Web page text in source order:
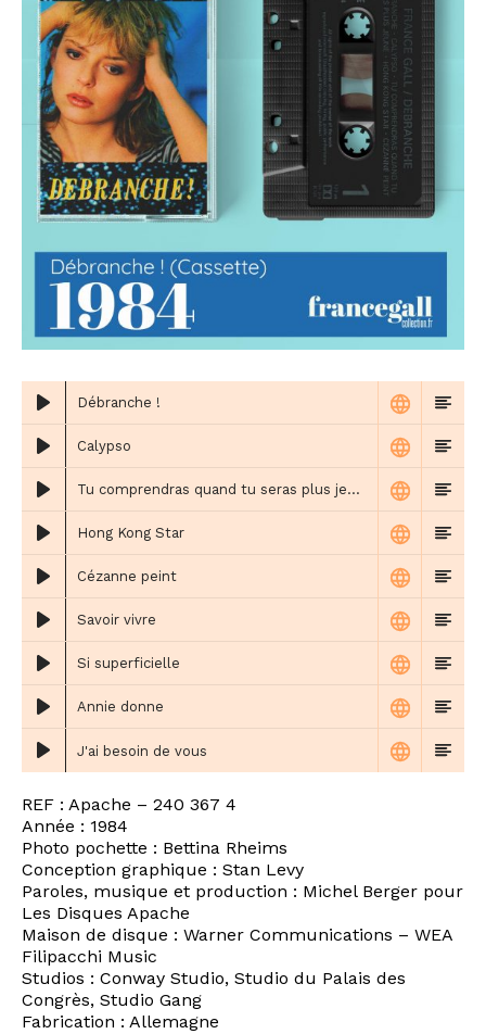
Débranche !
Calypso
Tu comprendras quand tu seras plus jeune
Hong Kong Star
Cézanne peint
Savoir vivre
Si superficielle
Annie donne
J'ai besoin de vous
REF : Apache ‎– 240 367 4
Année : 1984
Photo pochette : Bettina Rheims
Conception graphique : Stan Levy
Paroles, musique et production : Michel Berger pour
Les Disques Apache
Maison de disque : Warner Communications – WEA
Filipacchi Music
Studios : Conway Studio, Studio du Palais des
Congrès, Studio Gang
Fabrication : Allemagne